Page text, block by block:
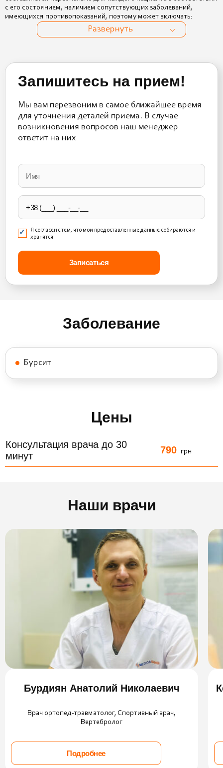
с его состоянием, наличием сопутствующих заболеваний,
имеющихся противопоказаний, поэтому может включать:
Развернуть
Запишитесь на прием!
Мы вам перезвоним в самое ближайшее время
для уточнения деталей приема. В случае
возникновения вопросов наш менеджер
ответит на них
leave
this
field
empty.
Я согласен с тем, что мои предоставленные данные собираются и
хранятся.
Заболевание
Бурсит
Цены
Консультация врача до 30
минут
790 грн
Наши врачи
Бурдиян Анатолий Николаевич
Врач ортопед-травматолог, Спортивный врач,
Вертебролог
Подробнее